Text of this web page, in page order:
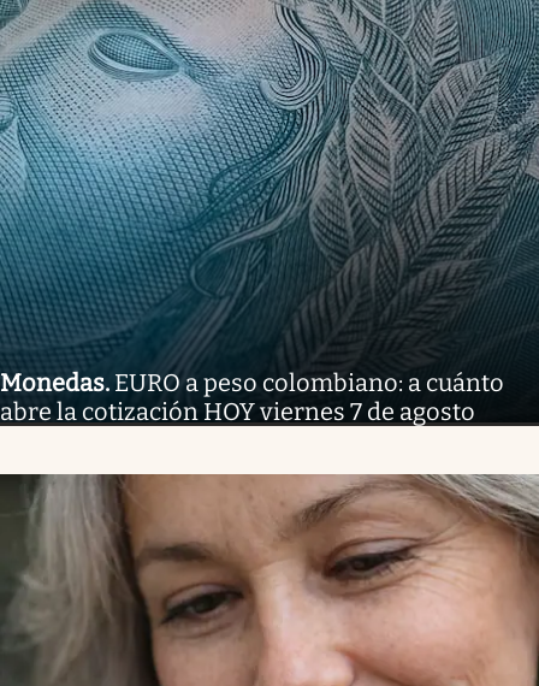
Monedas. EURO a peso colombiano: a cuánto
abre la cotización HOY viernes 7 de agosto